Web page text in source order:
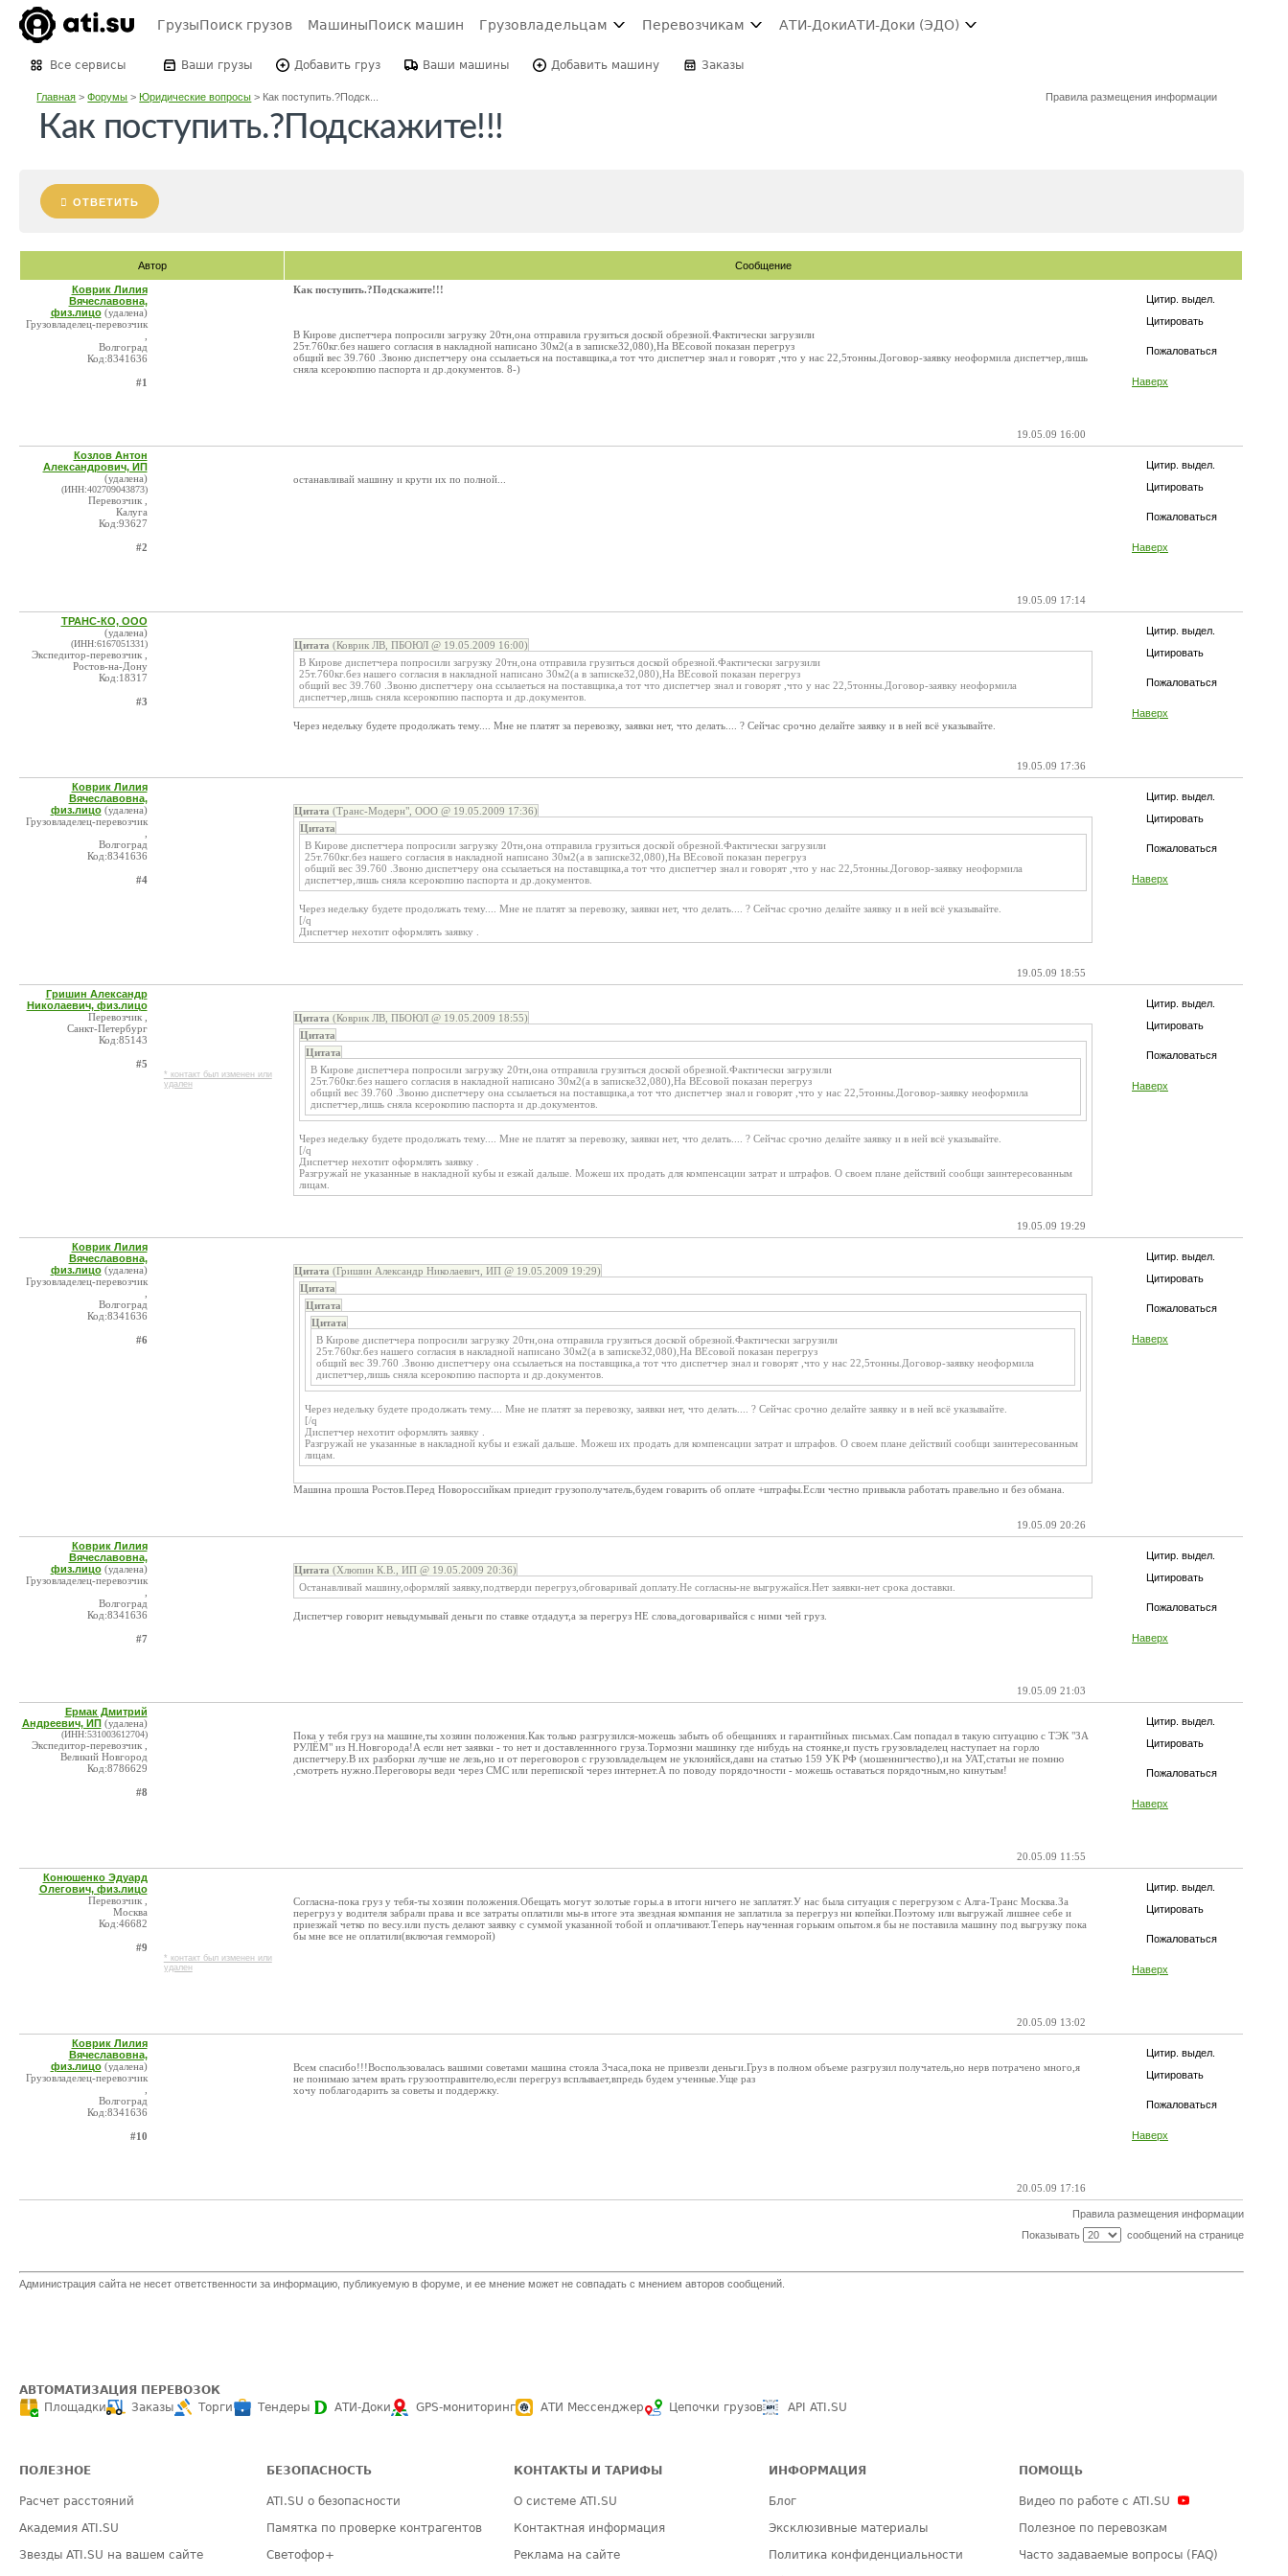
ГрузыПоиск грузов МашиныПоиск машин Грузовладельцам Перевозчикам АТИ-ДокиАТИ-Доки (ЭДО)
Все сервисы Ваши грузы Добавить груз Ваши машины Добавить машину Заказы
Главная >Форумы >Юридические вопросы > Как поступить.?Подск... Правила размещения информации
Как поступить.?Подскажите!!!
ОТВЕТИТЬ
Автор Сообщение
Цитир. выдел.
Цитировать
Пожаловаться
Наверх
Коврик Лилия
Вячеславовна,
физ.лицо (удалена)
Грузовладелец-перевозчик
Волгоград
Код:8341636
#1
Как поступить.?Подскажите!!!
В Кирове диспетчера попросили загрузку 20тн,она отправила грузиться доской обрезной.Фактически загрузили
25т.760кг.без нашего согласия в накладной написано 30м2(а в записке32,080),На ВЕсовой показан перегруз
общий вес 39.760 .Звоню диспетчеру она ссылаеться на поставщика,а тот что диспетчер знал и говорят ,что у нас 22,5тонны.Договор-заявку неоформила диспетчер,лишь
сняла ксерокопию паспорта и др.документов. 8-)
19.05.09 16:00
Цитир. выдел.
Цитировать
Пожаловаться
Наверх
Козлов Антон
Александрович, ИП
(удалена)
(ИНН:402709043873)
Перевозчик ,
Калуга
Код:93627
#2
останавливай машину и крути их по полной...
19.05.09 17:14
Цитир. выдел.
Цитировать
Пожаловаться
Наверх
ТРАНС-КО, ООО
(удалена)
(ИНН:6167051331)
Экспедитор-перевозчик ,
Ростов-на-Дону
Код:18317
#3
Цитата (Коврик ЛВ, ПБОЮЛ @ 19.05.2009 16:00)
В Кирове диспетчера попросили загрузку 20тн,она отправила грузиться доской обрезной.Фактически загрузили
25т.760кг.без нашего согласия в накладной написано 30м2(а в записке32,080),На ВЕсовой показан перегруз
общий вес 39.760 .Звоню диспетчеру она ссылаеться на поставщика,а тот что диспетчер знал и говорят ,что у нас 22,5тонны.Договор-заявку неоформила
диспетчер,лишь сняла ксерокопию паспорта и др.документов.
Через недельку будете продолжать тему.... Мне не платят за перевозку, заявки нет, что делать.... ? Сейчас срочно делайте заявку и в ней всё указывайте.
19.05.09 17:36
Цитир. выдел.
Цитировать
Пожаловаться
Наверх
Коврик Лилия
Вячеславовна,
физ.лицо (удалена)
Грузовладелец-перевозчик
Волгоград
Код:8341636
#4
Цитата (Транс-Модерн", ООО @ 19.05.2009 17:36)
Цитата
В Кирове диспетчера попросили загрузку 20тн,она отправила грузиться доской обрезной.Фактически загрузили
25т.760кг.без нашего согласия в накладной написано 30м2(а в записке32,080),На ВЕсовой показан перегруз
общий вес 39.760 .Звоню диспетчеру она ссылаеться на поставщика,а тот что диспетчер знал и говорят ,что у нас 22,5тонны.Договор-заявку неоформила
диспетчер,лишь сняла ксерокопию паспорта и др.документов.
Через недельку будете продолжать тему.... Мне не платят за перевозку, заявки нет, что делать.... ? Сейчас срочно делайте заявку и в ней всё указывайте.
[/q
Диспетчер нехотит оформлять заявку .
19.05.09 18:55
Цитир. выдел.
Цитировать
Пожаловаться
Наверх
Гришин Александр
Николаевич, физ.лицо
Перевозчик ,
Санкт-Петербург
Код:85143
#5
* контакт был изменен или
удален
Цитата (Коврик ЛВ, ПБОЮЛ @ 19.05.2009 18:55)
Цитата
Цитата
В Кирове диспетчера попросили загрузку 20тн,она отправила грузиться доской обрезной.Фактически загрузили
25т.760кг.без нашего согласия в накладной написано 30м2(а в записке32,080),На ВЕсовой показан перегруз
общий вес 39.760 .Звоню диспетчеру она ссылаеться на поставщика,а тот что диспетчер знал и говорят ,что у нас 22,5тонны.Договор-заявку неоформила
диспетчер,лишь сняла ксерокопию паспорта и др.документов.
Через недельку будете продолжать тему.... Мне не платят за перевозку, заявки нет, что делать.... ? Сейчас срочно делайте заявку и в ней всё указывайте.
[/q
Диспетчер нехотит оформлять заявку .
Разгружай не указанные в накладной кубы и езжай дальше. Можеш их продать для компенсации затрат и штрафов. О своем плане действий сообщи заинтересованным
лицам.
19.05.09 19:29
Цитир. выдел.
Цитировать
Пожаловаться
Наверх
Коврик Лилия
Вячеславовна,
физ.лицо (удалена)
Грузовладелец-перевозчик
Волгоград
Код:8341636
#6
Цитата (Гришин Александр Николаевич, ИП @ 19.05.2009 19:29)
Цитата
Цитата
Цитата
В Кирове диспетчера попросили загрузку 20тн,она отправила грузиться доской обрезной.Фактически загрузили
25т.760кг.без нашего согласия в накладной написано 30м2(а в записке32,080),На ВЕсовой показан перегруз
общий вес 39.760 .Звоню диспетчеру она ссылаеться на поставщика,а тот что диспетчер знал и говорят ,что у нас 22,5тонны.Договор-заявку неоформила
диспетчер,лишь сняла ксерокопию паспорта и др.документов.
Через недельку будете продолжать тему.... Мне не платят за перевозку, заявки нет, что делать.... ? Сейчас срочно делайте заявку и в ней всё указывайте.
[/q
Диспетчер нехотит оформлять заявку .
Разгружай не указанные в накладной кубы и езжай дальше. Можеш их продать для компенсации затрат и штрафов. О своем плане действий сообщи заинтересованным
лицам.
Машина прошла Ростов.Перед Новороссийкам приедит грузополучатель,будем говарить об оплате +штрафы.Если честно привыкла работать правельно и без обмана.
19.05.09 20:26
Цитир. выдел.
Цитировать
Пожаловаться
Наверх
Коврик Лилия
Вячеславовна,
физ.лицо (удалена)
Грузовладелец-перевозчик
Волгоград
Код:8341636
#7
Цитата (Хлюпин К.В., ИП @ 19.05.2009 20:36)
Останавливай машину,оформляй заявку,подтверди перегруз,обговаривай доплату.Не согласны-не выгружайся.Нет заявки-нет срока доставки.
Диспетчер говорит невыдумывай деньги по ставке отдадут,а за перегруз НЕ слова,договаривайся с ними чей груз.
19.05.09 21:03
Цитир. выдел.
Цитировать
Пожаловаться
Наверх
Ермак Дмитрий
Андреевич, ИП (удалена)
(ИНН:531003612704)
Экспедитор-перевозчик ,
Великий Новгород
Код:8786629
#8
Пока у тебя груз на машине,ты хозяин положения.Как только разгрузился-можешь забыть об обещаниях и гарантийных письмах.Сам попадал в такую ситуацию с ТЭК "ЗА
РУЛЁМ" из Н.Новгорода!А если нет заявки - то нет и доставленнного груза.Тормозни машинку где нибудь на стоянке,и пусть грузовладелец наступает на горло
диспетчеру.В их разборки лучше не лезь,но и от переговоров с грузовладельцем не уклоняйся,дави на статью 159 УК РФ (мошенничество),и на УАТ,статьи не помню
,смотреть нужно.Переговоры веди через СМС или перепиской через интернет.А по поводу порядочности - можешь оставаться порядочным,но кинутым!
20.05.09 11:55
Цитир. выдел.
Цитировать
Пожаловаться
Наверх
Конюшенко Эдуард
Олегович, физ.лицо
Перевозчик ,
Москва
Код:46682
#9
* контакт был изменен или
удален
Согласна-пока груз у тебя-ты хозяин положения.Обещать могут золотые горы.а в итоги ничего не заплатят.У нас была ситуация с перегрузом с Алга-Транс Москва.За
перегруз у водителя забрали права и все затраты оплатили мы-в итоге эта звездная компания не заплатила за перегруз ни копейки.Поэтому или выгружай лишнее себе и
приезжай четко по весу.или пусть делают заявку с суммой указанной тобой и оплачивают.Теперь наученная горьким опытом.я бы не поставила машину под выгрузку пока
бы мне все не оплатили(включая гемморой)
20.05.09 13:02
Цитир. выдел.
Цитировать
Пожаловаться
Наверх
Коврик Лилия
Вячеславовна,
физ.лицо (удалена)
Грузовладелец-перевозчик
Волгоград
Код:8341636
#10
Всем спасибо!!!Воспользовалась вашими советами машина стояла 3часа,пока не привезли деньги.Груз в полном объеме разгрузил получатель,но нерв потрачено много,я
не понимаю зачем врать грузоотправителю,если перегруз всплывает,впредь будем ученные.Уще раз
хочу поблагодарить за советы и поддержку.
20.05.09 17:16
Правила размещения информации
Показывать
сообщений на странице
Администрация сайта не несет ответственности за информацию, публикуемую в форуме, и ее мнение может не совпадать с мнением авторов сообщений.
АВТОМАТИЗАЦИЯ ПЕРЕВОЗОК
Площадки
Заказы Торги Тендеры АТИ-Доки GPS-мониторинг АТИ Мессенджер Цепочки грузов API ATI.SU
ПОЛЕЗНОЕ
Расчет расстояний
Академия ATI.SU
Звезды ATI.SU на вашем сайте
БЕЗОПАСНОСТЬ
ATI.SU о безопасности
Памятка по проверке контрагентов
Светофор+
КОНТАКТЫ И ТАРИФЫ
О системе ATI.SU
Контактная информация
Реклама на сайте
ИНФОРМАЦИЯ
Блог
Эксклюзивные материалы
Политика конфиденциальности
ПОМОЩЬ
Видео по работе с ATI.SU
Полезное по перевозкам
Часто задаваемые вопросы (FAQ)